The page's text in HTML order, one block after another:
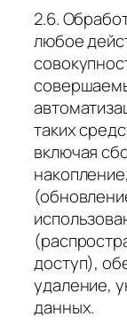
2.6.
любое
таких
включая
доступ),
удаление,
данных.